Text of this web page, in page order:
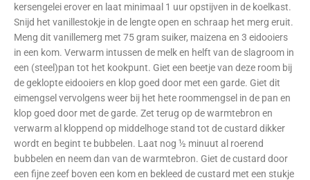
kersengelei erover en laat minimaal 1 uur opstijven in de koelkast.
Snijd het vanillestokje in de lengte open en schraap het merg eruit.
Meng dit vanillemerg met 75 gram suiker, maizena en 3 eidooiers
in een kom. Verwarm intussen de melk en helft van de slagroom in
een (steel)pan tot het kookpunt. Giet een beetje van deze room bij
de geklopte eidooiers en klop goed door met een garde. Giet dit
eimengsel vervolgens weer bij het hete roommengsel in de pan en
klop goed door met de garde. Zet terug op de warmtebron en
verwarm al kloppend op middelhoge stand tot de custard dikker
wordt en begint te bubbelen. Laat nog ½ minuut al roerend
bubbelen en neem dan van de warmtebron. Giet de custard door
een fijne zeef boven een kom en bekleed de custard met een stukje